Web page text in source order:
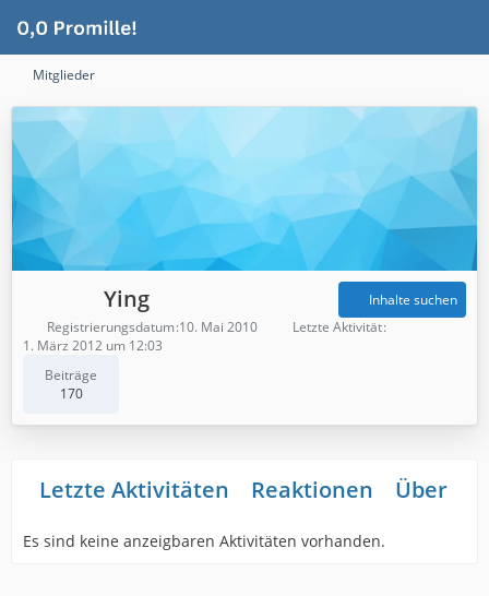
Mitglieder
Ying
Beiträge
170
Inhalte suchen
Registrierungsdatum 10. Mai 2010
Letzte Aktivität
1. März 2012 um 12:03
Letzte Aktivitäten Reaktionen Über
Es sind keine anzeigbaren Aktivitäten vorhanden.